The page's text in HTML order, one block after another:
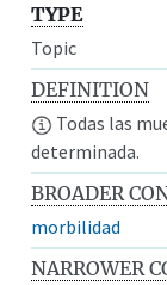
TYPE
Topic
DEFINITION
Todas las
determinada.
BROADER
morbilidad
NARROWER